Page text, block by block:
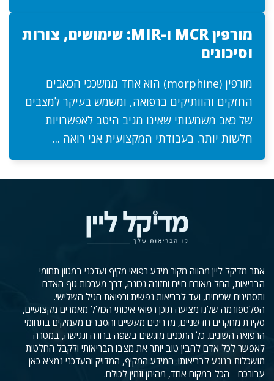
מורפין MCR ו-MIR: שימושים, צורות
וסיכונים
מורפין (morphine) הוא אחד ממשככי הכאבים
החזקים והוותיקים ברפואה, ומשמש בעיקר למצבים
של כאב משמעותי שאינו מגיב היטב לאפשרויות
חלשות יותר. בעבודתי המקצועית אני רואה ...
אתר מדיקל ליין מהווה מקור מידע רפואי מקיף ועדכני במגוון תחומי
הבריאות, החל מאורח חיים ותזונה נכונה, דרך מערכות גוף האדם
ותסמינים שכיחים, ועד לבריאות נפשית ורפואת הגיל השלישי.
הפלטפורמה שלנו מציעה תוכן רפואי איכותי הכולל מאמרים מקצועיים,
סקירת מחקרים חדשניים, מדריכים מעשיים והסברים מעמיקים בתחומי
הרפואה השונים. כל התכנים מוגשים בשפה ברורה ונגישה, במטרה
לאפשר לכל אדם להבין טוב יותר את מצבו הבריאותי ולקבל החלטות
מושכלות בנוגע לבריאותו. המידע המקיף, המדויק והעדכני נמצא כאן
עבורכם - הכל במקום אחד, מהימן וזמין לכולם.